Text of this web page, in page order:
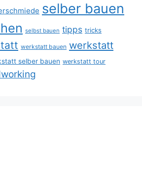
selber bauen
selbst bauen tipps tricks
werkstatt bauen werkstatt
selber bauen werkstatt tour